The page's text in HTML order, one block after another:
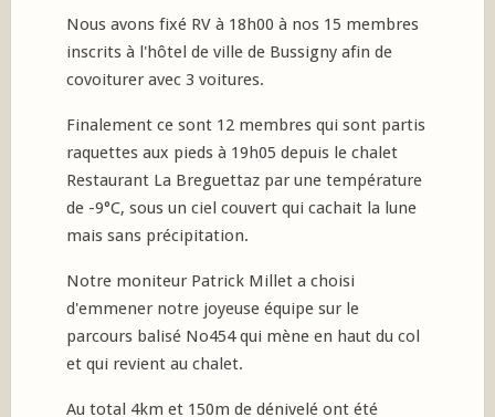
Nous avons fixé RV à 18h00 à nos 15 membres
inscrits à l'hôtel de ville de Bussigny afin de
covoiturer avec 3 voitures.
Finalement ce sont 12 membres qui sont partis
raquettes aux pieds à 19h05 depuis le chalet
Restaurant La Breguettaz par une température
de -9°C, sous un ciel couvert qui cachait la lune
mais sans précipitation.
Notre moniteur Patrick Millet a choisi
d'emmener notre joyeuse équipe sur le
parcours balisé No454 qui mène en haut du col
et qui revient au chalet.
Au total 4km et 150m de dénivelé ont été